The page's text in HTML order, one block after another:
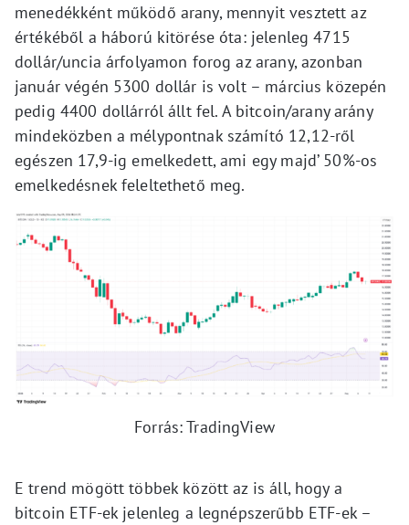
menedékként működő arany, mennyit vesztett az
értékéből a háború kitörése óta: jelenleg 4715
dollár/uncia árfolyamon forog az arany, azonban
január végén 5300 dollár is volt – március közepén
pedig 4400 dollárról állt fel. A bitcoin/arany arány
mindeközben a mélypontnak számító 12,12-ről
egészen 17,9-ig emelkedett, ami egy majd’ 50%-os
emelkedésnek feleltethető meg.
Forrás: TradingView
E trend mögött többek között az is áll, hogy a
bitcoin ETF-ek jelenleg a legnépszerűbb ETF-ek –